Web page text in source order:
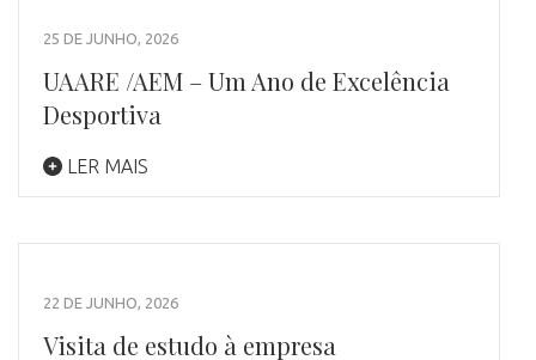
25 DE JUNHO, 2026
UAARE /AEM – Um Ano de Excelência
Desportiva
LER MAIS
22 DE JUNHO, 2026
Visita de estudo à empresa